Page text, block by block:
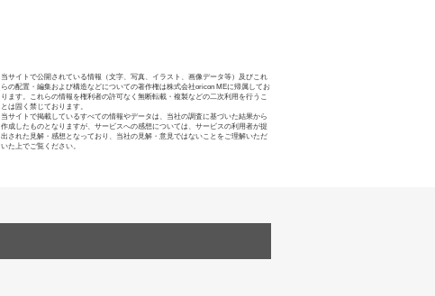
当サイトで公開されている情報（文字、写真、イラスト、画像データ等）及びこれ
らの配置・編集および構造などについての著作権は株式会社oricon MEに帰属してお
ります。これらの情報を権利者の許可なく無断転載・複製などの二次利用を行うこ
とは固く禁じております。
当サイトで掲載しているすべての情報やデータは、当社の調査に基づいた結果から
作成したものとなりますが、サービスへの感想については、サービスの利用者が提
出された見解・感想となっており、当社の見解・意見ではないことをご理解いただ
いた上でご覧ください。